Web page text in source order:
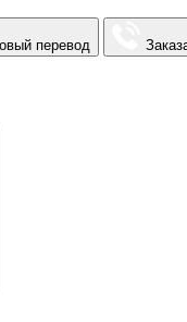
перевод